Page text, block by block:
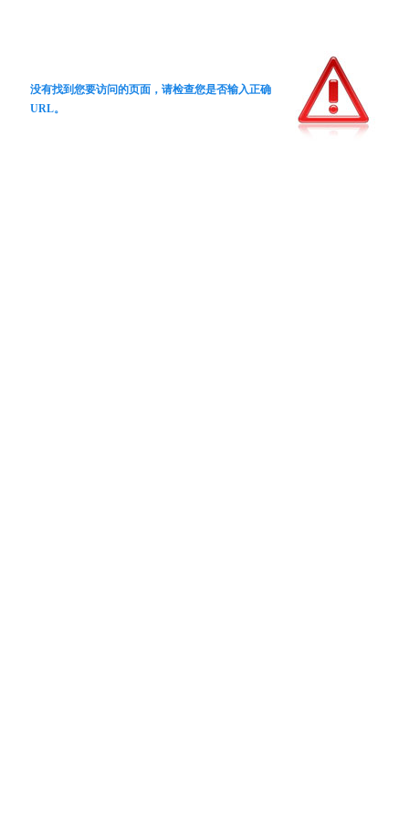
没有找到您要访问的页面，请检查您是否输入正确
URL。